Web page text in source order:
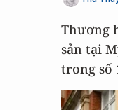
Thương
sản tại
trong số